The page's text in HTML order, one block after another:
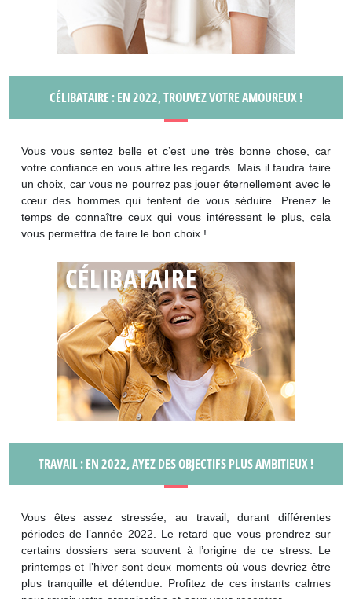
CÉLIBATAIRE : EN 2022, TROUVEZ VOTRE AMOUREUX !
Vous vous sentez belle et c’est une très bonne chose, car
votre confiance en vous attire les regards. Mais il faudra faire
un choix, car vous ne pourrez pas jouer éternellement avec le
cœur des hommes qui tentent de vous séduire. Prenez le
temps de connaître ceux qui vous intéressent le plus, cela
vous permettra de faire le bon choix !
TRAVAIL : EN 2022, AYEZ DES OBJECTIFS PLUS AMBITIEUX !
Vous êtes assez stressée, au travail, durant différentes
périodes de l’année 2022. Le retard que vous prendrez sur
certains dossiers sera souvent à l’origine de ce stress. Le
printemps et l’hiver sont deux moments où vous devriez être
plus tranquille et détendue. Profitez de ces instants calmes